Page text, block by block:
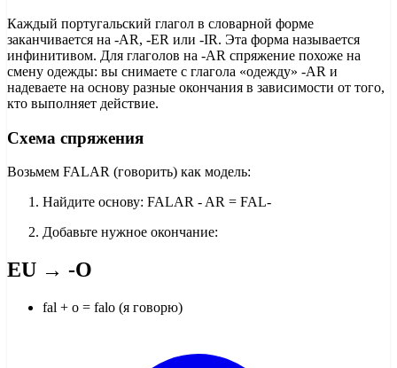
Каждый португальский глагол в словарной форме
заканчивается на -AR, -ER или -IR. Эта форма называется
инфинитивом. Для глаголов на -AR спряжение похоже на
смену одежды: вы снимаете с глагола «одежду» -AR и
надеваете на основу разные окончания в зависимости от того,
кто выполняет действие.
Схема спряжения
Возьмем FALAR (говорить) как модель:
Найдите основу: FALAR - AR = FAL-
Добавьте нужное окончание:
EU → -O
fal + o = falo (я говорю)